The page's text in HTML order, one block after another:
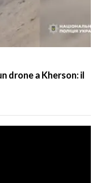
drone a Kherson: il